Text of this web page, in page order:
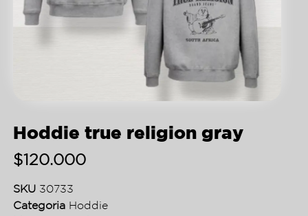
Hoddie true religion gray
$120.000
SKU 30733
Categoria Hoddie